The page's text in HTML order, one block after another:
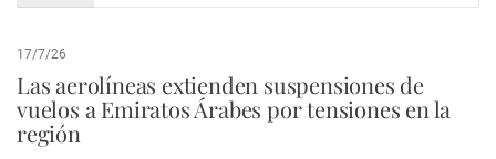
17/7/26
Las aerolíneas extienden suspensiones de
vuelos a Emiratos Árabes por tensiones en la
región